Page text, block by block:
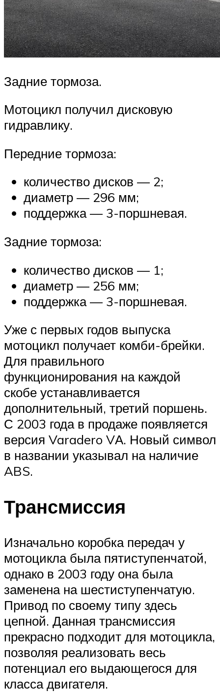
Задние тормоза.
Мотоцикл получил дисковую
гидравлику.
Передние тормоза:
количество дисков — 2;
диаметр — 296 мм;
поддержка — 3-поршневая.
Задние тормоза:
количество дисков — 1;
диаметр — 256 мм;
поддержка — 3-поршневая.
Уже с первых годов выпуска
мотоцикл получает комби-брейки.
Для правильного
функционирования на каждой
скобе устанавливается
дополнительный, третий поршень.
С 2003 года в продаже появляется
версия Varadero VА. Новый символ
в названии указывал на наличие
ABS.
Трансмиссия
Изначально коробка передач у
мотоцикла была пятиступенчатой,
однако в 2003 году она была
заменена на шестиступенчатую.
Привод по своему типу здесь
цепной. Данная трансмиссия
прекрасно подходит для мотоцикла,
позволяя реализовать весь
потенциал его выдающегося для
класса двигателя.